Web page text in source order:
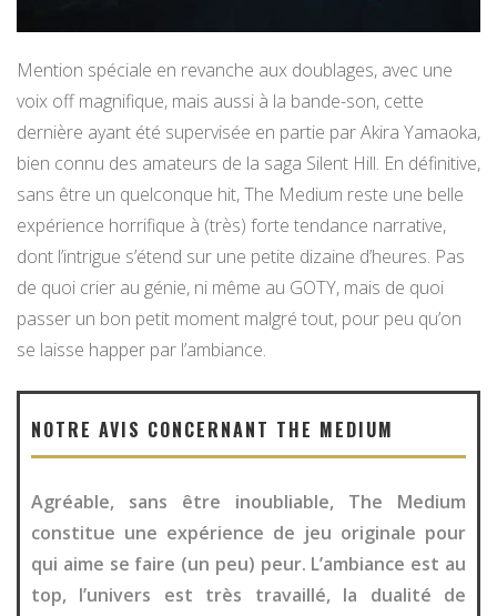
Mention spéciale en revanche aux doublages, avec une
voix off magnifique, mais aussi à la bande-son, cette
dernière ayant été supervisée en partie par Akira Yamaoka,
bien connu des amateurs de la saga Silent Hill. En définitive,
sans être un quelconque hit, The Medium reste une belle
expérience horrifique à (très) forte tendance narrative,
dont l’intrigue s’étend sur une petite dizaine d’heures. Pas
de quoi crier au génie, ni même au GOTY, mais de quoi
passer un bon petit moment malgré tout, pour peu qu’on
se laisse happer par l’ambiance.
NOTRE AVIS CONCERNANT THE MEDIUM
Agréable, sans être inoubliable, The Medium
constitue une expérience de jeu originale pour
qui aime se faire (un peu) peur. L’ambiance est au
top, l’univers est très travaillé, la dualité de